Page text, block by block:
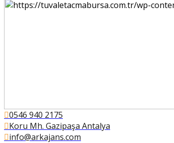
0546 940 2175
Koru Mh. Gazipaşa Antalya
info@arkajans.com